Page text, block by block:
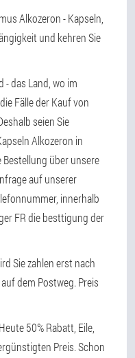
Alkozeron - Kapseln,
und kehren Sie
- das Land, wo im
Fälle der Kauf von
seien Sie
Alkozeron in
über unsere
auf unserer
innerhalb
FR die besttigung der
Sie zahlen erst nach
dem Postweg. Preis
50% Rabatt, Eile,
Preis. Schon